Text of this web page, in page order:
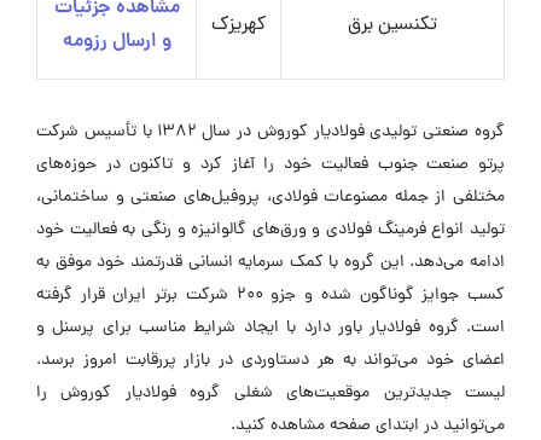
تکنسین برق کهریزک
مشاهده جزئیات
و ارسال رزومه
گروه صنعتی تولیدی فولادیار کوروش در سال ۱۳۸۲ با تأسیس شرکت
پرتو صنعت جنوب فعالیت خود را آغاز کرد و تاکنون در حوزه‌های
مختلفی از جمله مصنوعات فولادی، پروفیل‌های صنعتی و ساختمانی،
تولید انواع فرمینگ فولادی و ورق‌های گالوانیزه و رنگی به فعالیت خود
ادامه می‌دهد. این گروه با کمک سرمایه انسانی قدرتمند خود موفق به
کسب جوایز گوناگون شده و جزو ۲۰۰ شرکت برتر ایران قرار گرفته
است. گروه فولادیار باور دارد با ایجاد شرایط مناسب برای پرسنل و
اعضای خود می‌تواند به هر دستاوردی در بازار پررقابت امروز برسد.
لیست جدیدترین موقعیت‌های شغلی گروه فولادیار کوروش را
می‌توانید در ابتدای صفحه مشاهده کنید.